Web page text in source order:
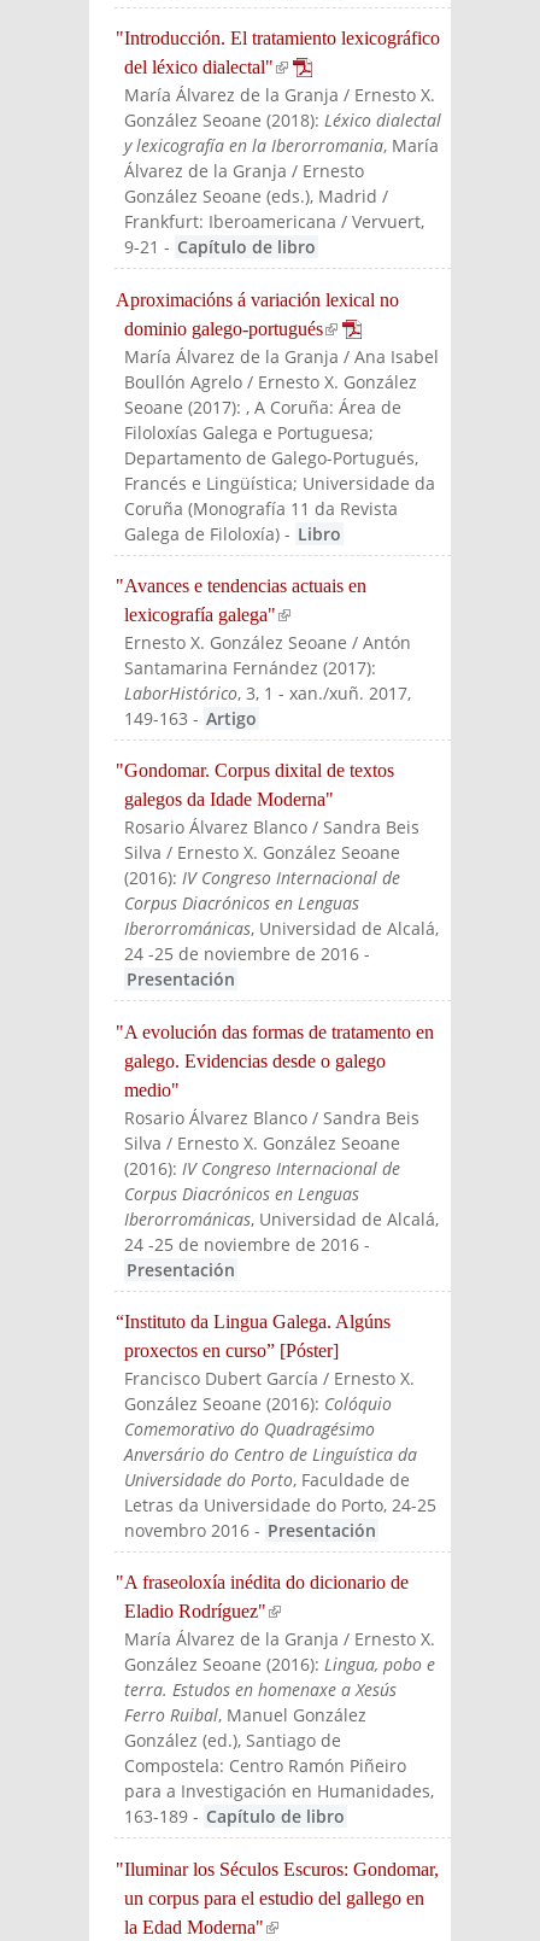
"Introducción. El tratamiento lexicográfico
del léxico dialectal"(link is external)
María Álvarez de la Granja / Ernesto X.
González Seoane (2018):Léxico dialectal
y lexicografía en la Iberorromania, María
Álvarez de la Granja / Ernesto
González Seoane (eds.), Madrid /
Frankfurt: Iberoamericana / Vervuert,
9-21 - Capítulo de libro
Aproximacións á variación lexical no
dominio galego-portugués(link is external)
María Álvarez de la Granja / Ana Isabel
Boullón Agrelo / Ernesto X. González
Seoane (2017): , A Coruña: Área de
Filoloxías Galega e Portuguesa;
Departamento de Galego-Portugués,
Francés e Lingüística; Universidade da
Coruña (Monografía 11 da Revista
Galega de Filoloxía) - Libro
"Avances e tendencias actuais en
lexicografía galega"(link is external)
Ernesto X. González Seoane / Antón
Santamarina Fernández (2017):
LaborHistórico, 3, 1 - xan./xuñ. 2017,
149-163 - Artigo
"Gondomar. Corpus dixital de textos
galegos da Idade Moderna"
Rosario Álvarez Blanco / Sandra Beis
Silva / Ernesto X. González Seoane
(2016):IV Congreso Internacional de
Corpus Diacrónicos en Lenguas
Iberorrománicas, Universidad de Alcalá,
24 -25 de noviembre de 2016 -
Presentación
"A evolución das formas de tratamento en
galego. Evidencias desde o galego
medio"
Rosario Álvarez Blanco / Sandra Beis
Silva / Ernesto X. González Seoane
(2016): IV Congreso Internacional de
Corpus Diacrónicos en Lenguas
Iberorrománicas, Universidad de Alcalá,
24 -25 de noviembre de 2016 -
Presentación
“Instituto da Lingua Galega. Algúns
proxectos en curso” [Póster]
Francisco Dubert García / Ernesto X.
González Seoane (2016): Colóquio
Comemorativo do Quadragésimo
Anversário do Centro de Linguística da
Universidade do Porto, Faculdade de
Letras da Universidade do Porto, 24-25
novembro 2016 - Presentación
"A fraseoloxía inédita do dicionario de
Eladio Rodríguez"(link is external)
María Álvarez de la Granja / Ernesto X.
González Seoane (2016):Lingua, pobo e
terra. Estudos en homenaxe a Xesús
Ferro Ruibal, Manuel González
González (ed.), Santiago de
Compostela: Centro Ramón Piñeiro
para a Investigación en Humanidades,
163-189 - Capítulo de libro
"Iluminar los Séculos Escuros: Gondomar,
un corpus para el estudio del gallego en
la Edad Moderna"(link is external)